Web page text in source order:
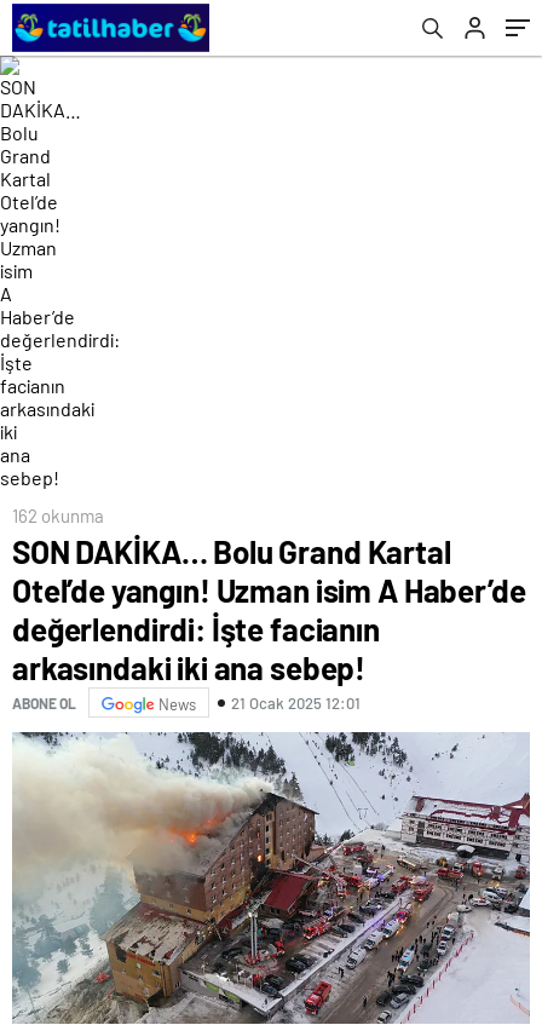
değerlendirdi: İşte facianın arkasındaki iki
ana sebep!
162 okunma
SON DAKİKA… Bolu Grand Kartal
Otel’de yangın! Uzman isim A Haber’de
değerlendirdi: İşte facianın
arkasındaki iki ana sebep!
ABONE OL News 21 Ocak 2025 12:01